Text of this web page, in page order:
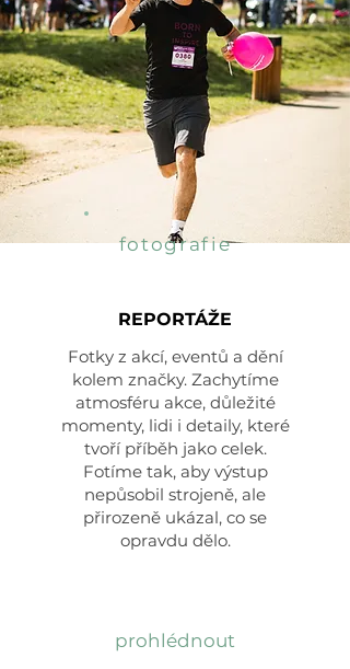
fotografie
REPORTÁŽE
Fotky z akcí, eventů a dění
kolem značky. Zachytíme
atmosféru akce, důležité
momenty, lidi i detaily, které
tvoří příběh jako celek.
Fotíme tak, aby výstup
nepůsobil strojeně, ale
přirozeně ukázal, co se
opravdu dělo.
prohlédnout